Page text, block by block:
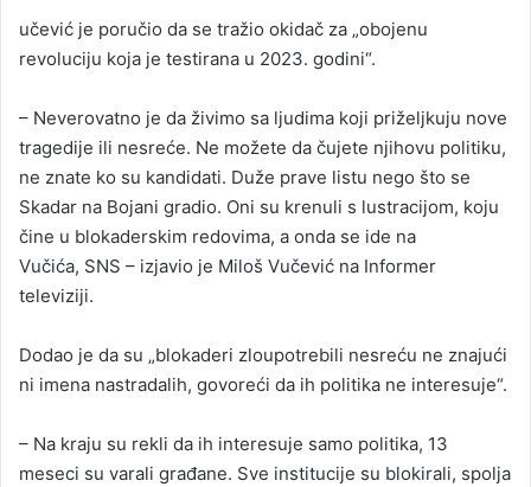
učević je poručio da se tražio okidač za „obojenu
revoluciju koja je testirana u 2023. godini“.
– Neverovatno je da živimo sa ljudima koji priželjkuju nove
tragedije ili nesreće. Ne možete da čujete njihovu politiku,
ne znate ko su kandidati. Duže prave listu nego što se
Skadar na Bojani gradio. Oni su krenuli s lustracijom, koju
čine u blokaderskim redovima, a onda se ide na
Vučića, SNS – izjavio je Miloš Vučević na Informer
televiziji.
Dodao je da su „blokaderi zloupotrebili nesreću ne znajući
ni imena nastradalih, govoreći da ih politika ne interesuje“.
– Na kraju su rekli da ih interesuje samo politika, 13
meseci su varali građane. Sve institucije su blokirali, spolja